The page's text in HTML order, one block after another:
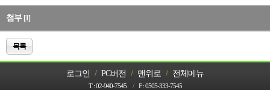
첨부 [1]
목록
로그인 / PC버전 / 맨위로 / 전체메뉴
T :02-940-7545 / F :0505-333-7545